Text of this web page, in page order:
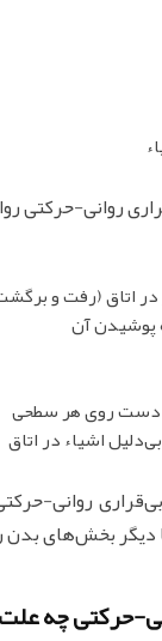
روانی-حرکتی
اتاق (رفت و
پوشیدن آن
دست روی هر سطحی
اشیاء در اتاق
روانی-
دیگر بخش‌های
حرکتی چه